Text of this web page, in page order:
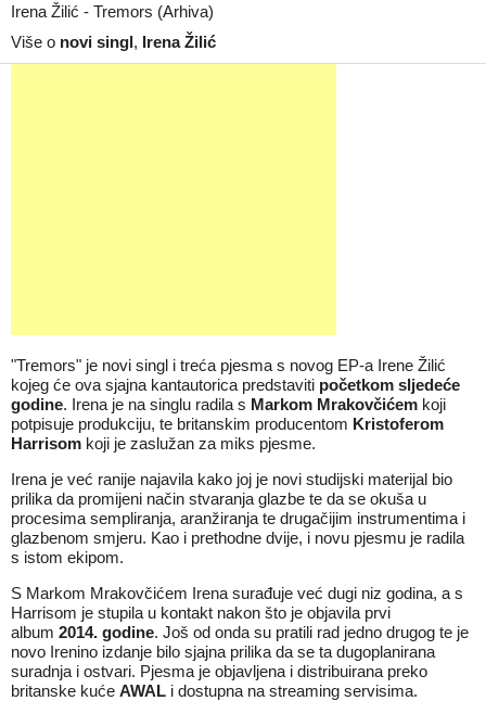
Irena Žilić - Tremors (Arhiva)
Više o novi singl, Irena Žilić
"Tremors" je novi singl i treća pjesma s novog EP-a Irene Žilić
kojeg će ova sjajna kantautorica predstaviti početkom sljedeće
godine. Irena je na singlu radila s Markom Mrakovčićem koji
potpisuje produkciju, te britanskim producentom Kristoferom
Harrisom koji je zaslužan za miks pjesme.
Irena je već ranije najavila kako joj je novi studijski materijal bio
prilika da promijeni način stvaranja glazbe te da se okuša u
procesima sempliranja, aranžiranja te drugačijim instrumentima i
glazbenom smjeru. Kao i prethodne dvije, i novu pjesmu je radila
s istom ekipom.
S Markom Mrakovčićem Irena surađuje već dugi niz godina, a s
Harrisom je stupila u kontakt nakon što je objavila prvi
album 2014. godine. Još od onda su pratili rad jedno drugog te je
novo Irenino izdanje bilo sjajna prilika da se ta dugoplanirana
suradnja i ostvari. Pjesma je objavljena i distribuirana preko
britanske kuće AWAL i dostupna na streaming servisima.